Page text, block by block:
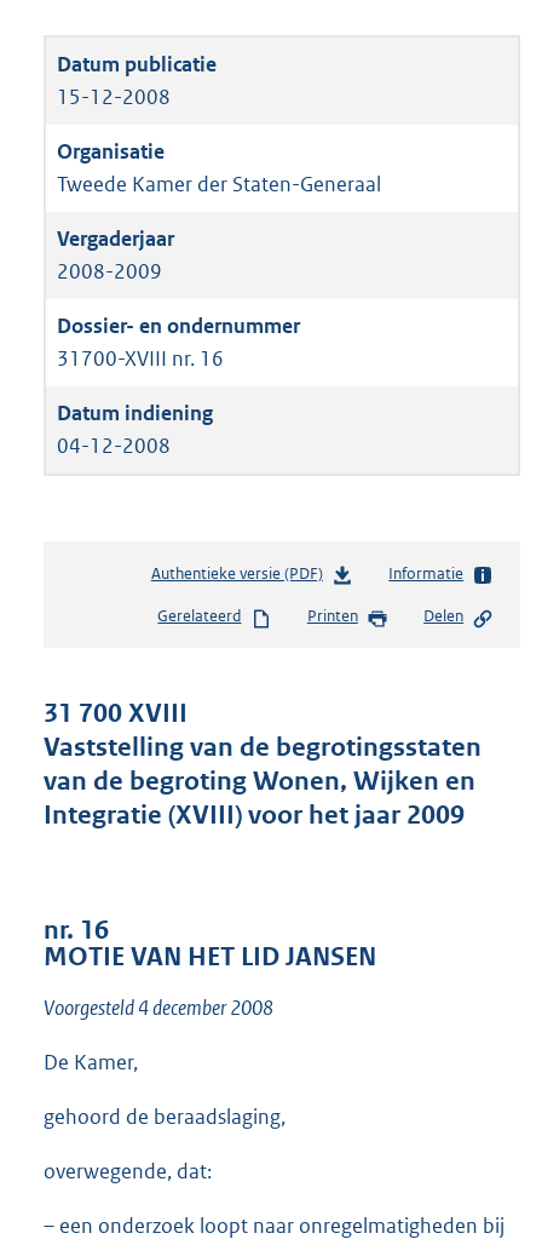
15-12-2008
Tweede Kamer der Staten-Generaal
2008-2009
31700-XVIII nr. 16
04-12-2008
Authentieke versie (PDF)b
s
s
g
o
:
Informatie
Gerelateerd Printen Delen
31 700 XVIII
Vaststelling van de begrotingsstaten
van de begroting Wonen, Wijken en
Integratie (XVIII) voor het jaar 2009
nr. 16
MOTIE VAN HET LID JANSEN
Voorgesteld 4 december 2008
De Kamer,
gehoord de beraadslaging,
overwegende, dat:
– een onderzoek loopt naar onregelmatigheden bij